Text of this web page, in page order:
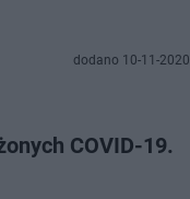
dodano 10-11-2020
COVID-19.